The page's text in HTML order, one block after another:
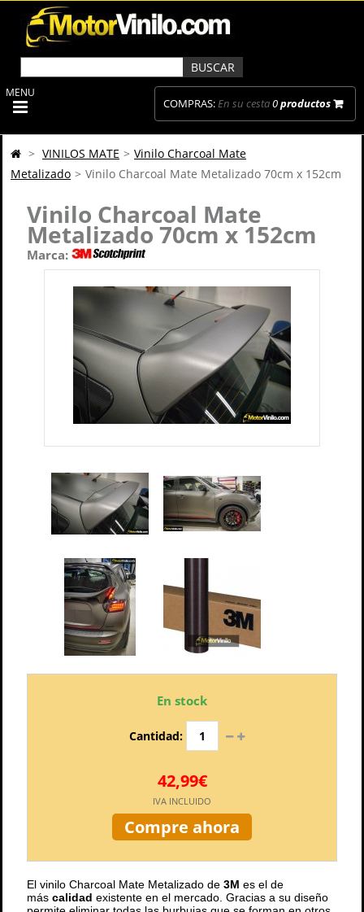
COMPRAS:En su cesta0productos
MENU
> VINILOS MATE > Vinilo Charcoal Mate
Metalizado > Vinilo Charcoal Mate Metalizado 70cm x 152cm
Vinilo Charcoal Mate
Metalizado 70cm x 152cm
Marca:
En stock
Cantidad:
42,99€
IVA INCLUIDO
Compre ahora
El vinilo Charcoal Mate Metalizado de 3M es el de
más calidad existente en el mercado. Gracias a su diseño